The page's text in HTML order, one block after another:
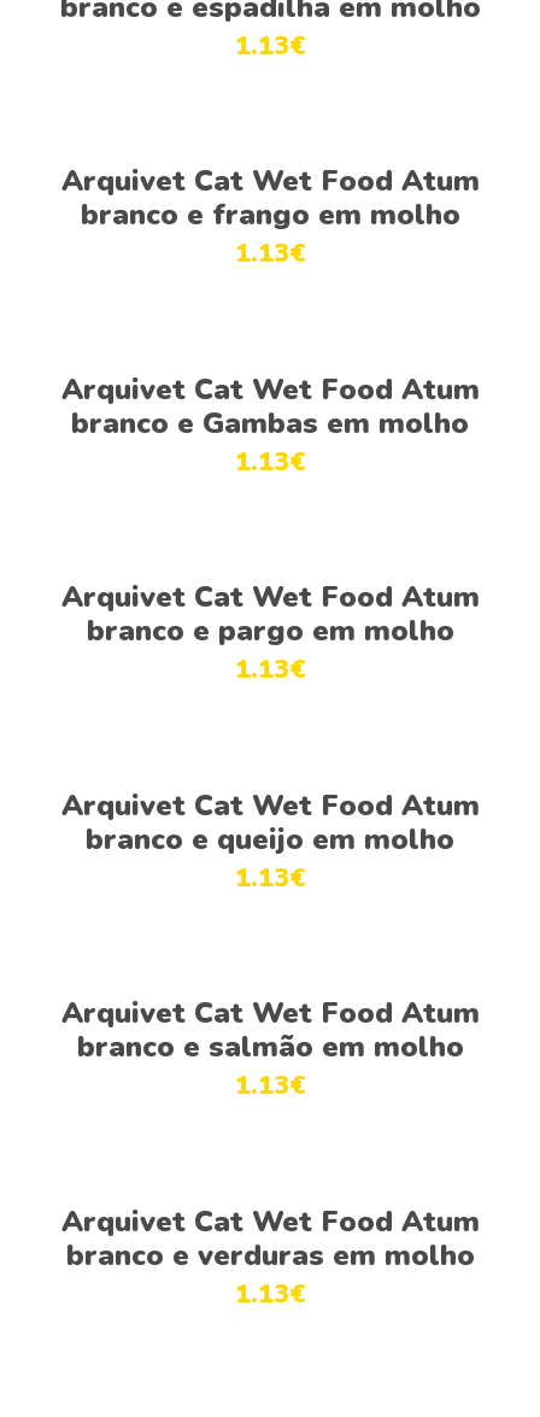
1.13€
Adicionar
Arquivet Cat Wet Food Atum
branco e frango em molho
1.13€
Adicionar
Arquivet Cat Wet Food Atum
branco e Gambas em molho
1.13€
Adicionar
Arquivet Cat Wet Food Atum
branco e pargo em molho
1.13€
Adicionar
Arquivet Cat Wet Food Atum
branco e queijo em molho
1.13€
Adicionar
Arquivet Cat Wet Food Atum
branco e salmão em molho
1.13€
Adicionar
Arquivet Cat Wet Food Atum
branco e verduras em molho
1.13€